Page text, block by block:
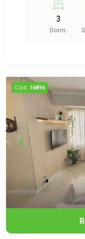
jantar, lavabo e
proporcionando
dia a dia. A área de lazer é um dos grandes
ao salão de
ideal para reunir
ocasião. A casa conta ainda com área de serviço,
aquecimento a
acabamentos
coberta para até 4
belo jardim
oferece piscina,
sistema de
semimobiliado,
3
Dorm.
Cód. 16816